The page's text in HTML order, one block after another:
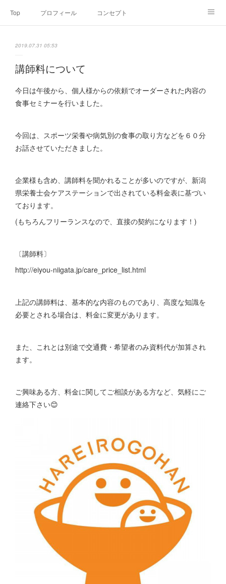
Top プロフィール コンセプト
SNS
2019.07.31 05:53
講師料について
今日は午後から、個人様からの依頼でオーダーされた内容の
食事セミナーを行いました。
今回は、スポーツ栄養や病気別の食事の取り方などを６０分
お話させていただきました。
企業様も含め、講師料を聞かれることが多いのですが、新潟
県栄養士会ケアステーションで出されている料金表に基づい
ております。
(もちろんフリーランスなので、直接の契約になります！)
〔講師料〕
http://eiyou-niigata.jp/care_price_list.html
上記の講師料は、基本的な内容のものであり、高度な知識を
必要とされる場合は、料金に変更があります。
また、これとは別途で交通費・希望者のみ資料代が加算され
ます。
ご興味ある方、料金に関してご相談がある方など、気軽にご
連絡下さい😊